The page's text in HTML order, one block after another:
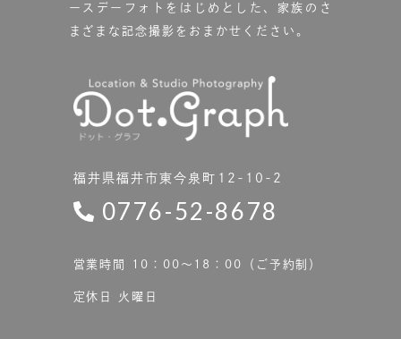
ースデーフォトをはじめとした、家族のさ
まざまな記念撮影をおまかせください。
福井県福井市東今泉町12-10-2
0776-52-8678
営業時間 10：00〜18：00（ご予約制）
定休日 火曜日